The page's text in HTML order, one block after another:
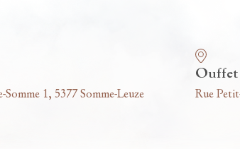
Somme 1, 5377 Somme-Leuze
Ouffet
Rue